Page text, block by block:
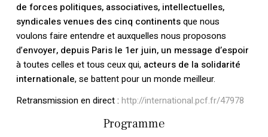
de forces politiques, associatives, intellectuelles,
syndicales venues des cinq continentsque nous
voulons faire entendre et auxquelles nous proposons
d’envoyer, depuis Paris le 1er juin, un message d’espoir
à toutes celles et tous ceux qui, acteurs de la solidarité
internationale, se battent pour un monde meilleur.
Retransmission en direct : http://international.pcf.fr/47978
Programme